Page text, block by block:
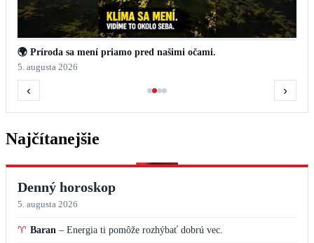
🌍 Príroda sa mení priamo pred našimi očami.
5. augusta 2026
‹ ›
Najčítanejšie
Denný horoskop
5. augusta 2026
♈ Baran – Energia ti pomôže rozhýbať dobrú vec.